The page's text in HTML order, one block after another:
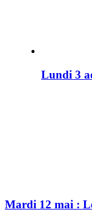
Lundi 3
Mardi 12 mai :